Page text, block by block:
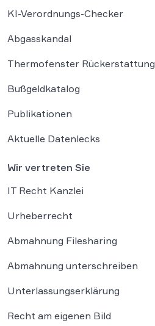
KI-Verordnungs-Checker
Abgasskandal
Thermofenster Rückerstattung
Bußgeldkatalog
Publikationen
Aktuelle Datenlecks
Wir vertreten Sie
IT Recht Kanzlei
Urheberrecht
Abmahnung Filesharing
Abmahnung unterschreiben
Unterlassungserklärung
Recht am eigenen Bild